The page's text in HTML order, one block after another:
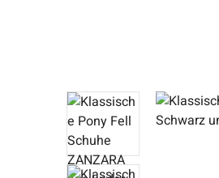
Bildergalerie überspringen